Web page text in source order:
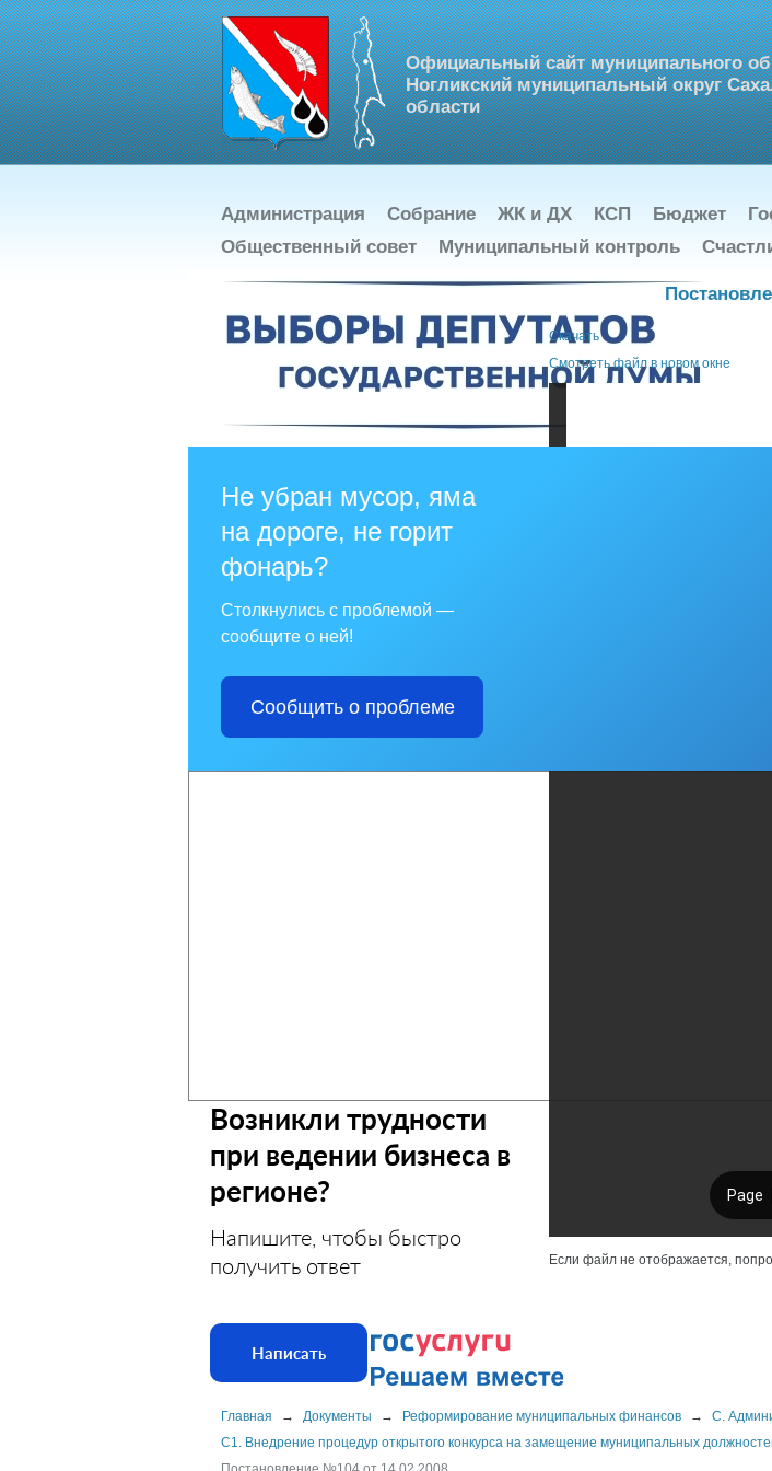
Официальный сайт муниципального
Ногликский муниципальный округ
области
Администрация Собрание ЖК и ДХ КСП Бюджет
Общественный совет
Муниципальный контроль
Не убран мусор, яма
на дороге, не горит
фонарь?
Столкнулись с проблемой —
сообщите о ней!
Сообщить о проблеме
Возникли трудности
при ведении бизнеса в
регионе?
Напишите, чтобы быстро
получить ответ
Написать
Главная → Документы → Реформирование муниципальных финансов → C.
C1. Внедрение процедур открытого конкурса на замещение муниципальных
Скачать
Cмотреть файл в новом окне
Если файл не отображается,